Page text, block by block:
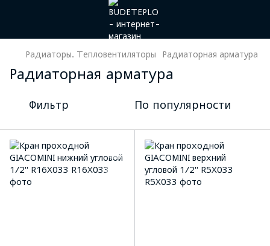
Радиаторы. Тепловентиляторы Радиаторная арматура
Радиаторная арматура
Фильтр По популярности